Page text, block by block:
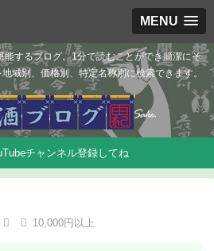
MENU
するブログ。1分で読むことができ簡潔にそ
域別、価格別、特定名称別に検索できます。
チャンネル登録してね
10,000円以上